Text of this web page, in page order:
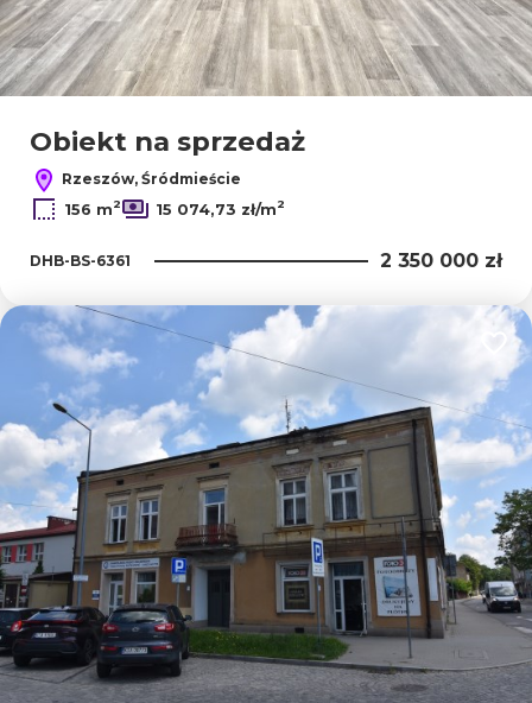
Obiekt na sprzedaż
Rzeszów, Śródmieście
156 m2 15 074,73 zł/m2
DHB-BS-6361 2 350 000 zł